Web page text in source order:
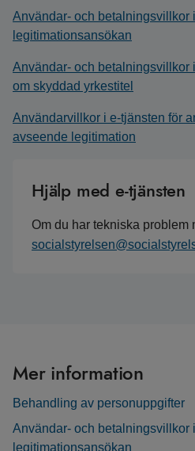
Användar- och betalningsvillkor
legitimationsansökan
Användar- och betalningsvillkor
om skyddad yrkestitel
Användarvillkor i e-tjänsten för
avseende legitimation
Hjälp med e-tjänsten
Om du har tekniska problem
Mer information
Behandling av personuppgifter
Användar- och betalningsvillkor
legitimationsansökan